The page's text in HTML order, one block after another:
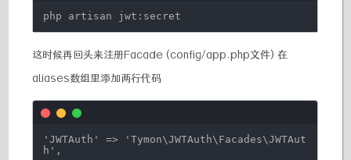
php artisan jwt:secret
这时候再回头来注册Facade (config/app.php文件) 在
aliases数组里添加两行代码
'JWTAuth' =>
'Tymon\JWTAuth\Facades\JWTAut
h' ,